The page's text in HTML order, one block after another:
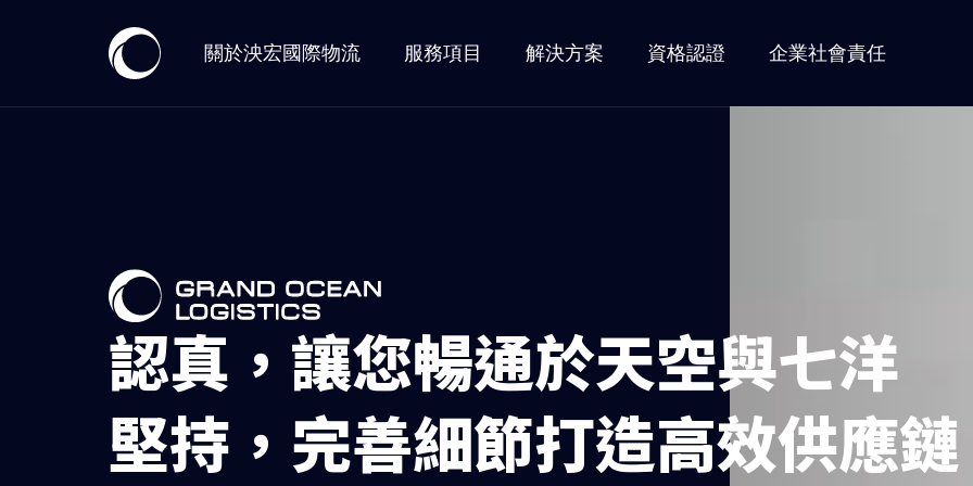
關於泱宏國際物流 服務項目 解決方案 資格認證 企業社會責任
認真，讓您暢通於天空與七洋
堅持，完善細節打造高效供應鏈